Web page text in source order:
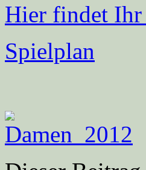
Hier findet
Spielplan